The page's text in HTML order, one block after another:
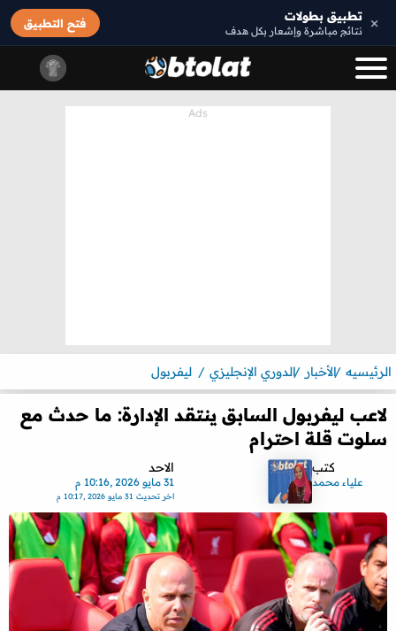
× تطبيق بطولات
نتائج مباشرة وإشعار بكل هدف
فتح التطبيق
الرئيسيه الأخبار الدوري الإنجليزي ليفربول
لاعب ليفربول السابق ينتقد الإدارة: ما حدث مع
سلوت قلة احترام
كتب
علياء محمد
الاحد
31 مايو 2026 ,10:16 م
اخر تحديث 31 مايو 2026 ,10:17 م